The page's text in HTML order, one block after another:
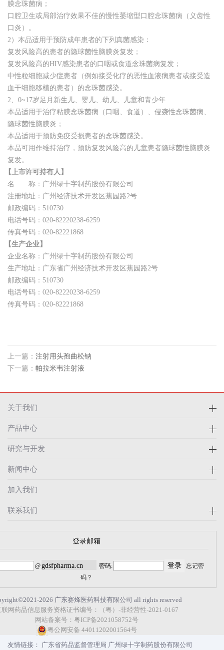
膜念珠菌病；
口腔卫生或局部治疗效果不佳的慢性萎缩型口腔念珠菌病（义齿性
口炎）。
2）本品适用于预防成年患者的下列真菌感染：
复发风险高的患者的隐球菌性脑膜炎复发；
复发风险高的HIV感染患者的口咽或食道念珠菌病复发；
中性粒细胞减少症患者（例如接受化疗的恶性血液病患者或接受造
血干细胞移植的患者）的念珠菌感染。
2、0~17岁足月新生儿、婴儿、幼儿、儿童和青少年
本品适用于治疗粘膜念珠菌病（口咽、食道）、侵袭性念珠菌病、
隐球菌性脑膜炎；
本品适用于预防免疫受损患者的念珠菌感染。
本品可用作维持治疗，预防复发风险高的儿童患者隐球菌性脑膜炎
复发。
【上市许可持有人】
名 称：广州绿十字制药股份有限公司
注册地址：广州经济技术开发区蕉园路2号
邮政编码：510730
电话号码：020-82220238-6259
传真号码：020-82221868
【生产企业】
企业名称：广州绿十字制药股份有限公司
生产地址：广东省广州经济技术开发区蕉园路2号
邮政编码：510730
电话号码：020-82220238-6259
传真号码：020-82221868
上一篇： 注射用头孢曲松钠
下一篇： 帕拉米韦注射液
关于我们
产品中心
研究与开发
新闻中心
加入我们
联系我们
登录邮箱
@ 密码:
忘记密
码？
2026 广东赛烽医药科技有限公司 all rights reserved
联网药品信息服务资格证书编号：（粤）-非经营性-2021-0167
网站备案号：粤ICP备2021058752号
粤公网安备 44011202001564号
友情链接： 广东省药品监督管理局 广州绿十字制药股份有限公司